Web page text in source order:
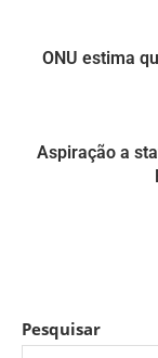
ONU estima
Aspiração a
Pesquisar